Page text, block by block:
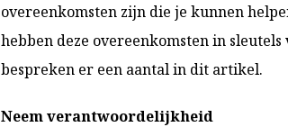
overeenkomsten zijn die je kunnen
hebben deze overeenkomsten in
bespreken er een aantal in dit artikel.
Neem verantwoordelijkheid